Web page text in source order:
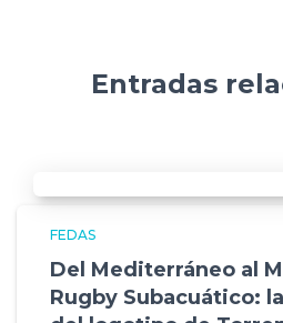
Entradas
FEDAS
Del Mediterráneo al
Rugby Subacuático: